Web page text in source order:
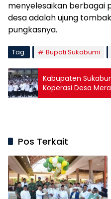
menyelesaikan berbagai
desa adalah ujung
pungkasnya.
Tag: Bupati Sukabumi
Kabupaten
Koperasi Desa
Laporkan
Pos Terkait